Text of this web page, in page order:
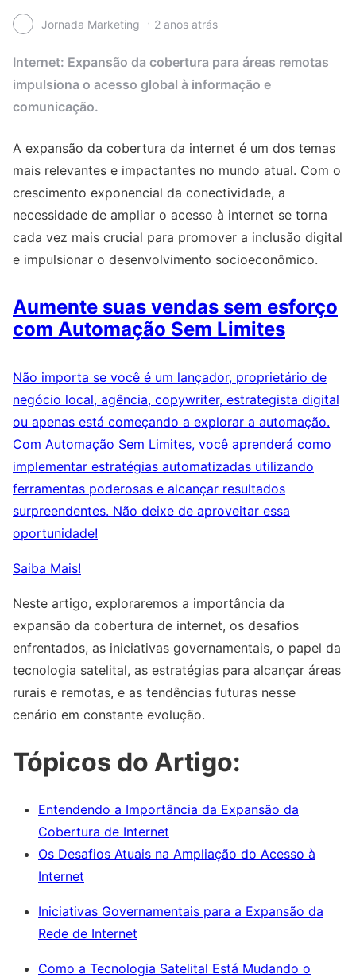
Jornada Marketing 2 anos atrás
Internet: Expansão da cobertura para áreas remotas
impulsiona o acesso global à informação e
comunicação.
A expansão da cobertura da internet é um dos temas
mais relevantes e impactantes no mundo atual. Com o
crescimento exponencial da conectividade, a
necessidade de ampliar o acesso à internet se torna
cada vez mais crucial para promover a inclusão digital
e impulsionar o desenvolvimento socioeconômico.
Aumente suas vendas sem esforço
com Automação Sem Limites
Não importa se você é um lançador, proprietário de
negócio local, agência, copywriter, estrategista digital
ou apenas está começando a explorar a automação.
Com Automação Sem Limites, você aprenderá como
implementar estratégias automatizadas utilizando
ferramentas poderosas e alcançar resultados
surpreendentes. Não deixe de aproveitar essa
oportunidade!
Saiba Mais!
Neste artigo, exploraremos a importância da
expansão da cobertura de internet, os desafios
enfrentados, as iniciativas governamentais, o papel da
tecnologia satelital, as estratégias para alcançar áreas
rurais e remotas, e as tendências futuras nesse
cenário em constante evolução.
Tópicos do Artigo:
Entendendo a Importância da Expansão da
Cobertura de Internet
Os Desafios Atuais na Ampliação do Acesso à
Internet
Iniciativas Governamentais para a Expansão da
Rede de Internet
Como a Tecnologia Satelital Está Mudando o